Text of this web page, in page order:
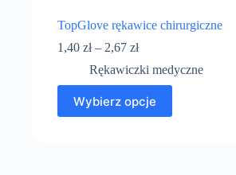
TopGlove rękawice chirurgiczne
1,40 zł – 2,67 zł
Rękawiczki medyczne
Wybierz opcje